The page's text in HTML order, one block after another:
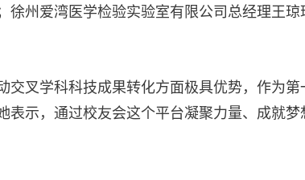
州爱湾医学检验实验室有限公司总经理王琼
叉学科科技成果转化方面极具优势，作为第
示，通过校友会这个平台凝聚力量、成就梦